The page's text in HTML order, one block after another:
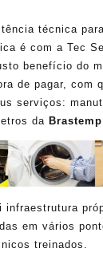
técnica
é com a Tec
benefício do
de pagar, com
serviços:
da Brastemp
infraestrutura
em vários
treinados.